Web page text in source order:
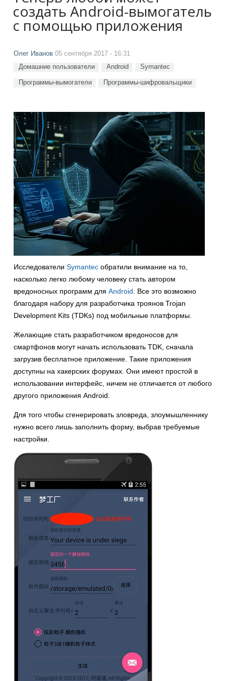
создать Android-вымогатель
с помощью приложения
Олег Иванов 05 сентября 2017 - 16:31
Домашние пользователи Android Symantec
Программы-вымогатели Программы-шифровальщики
Исследователи Symantec обратили внимание на то,
насколько легко любому человеку стать автором
вредоносных программ для Android. Все это возможно
благодаря набору для разработчика троянов Trojan
Development Kits (TDKs) под мобильные платформы.
Желающие стать разработчиком вредоносов для
смартфонов могут начать использовать TDK, сначала
загрузив бесплатное приложение. Такие приложения
доступны на хакерских форумах. Они имеют простой в
использовании интерфейс, ничем не отличается от любого
другого приложения Android.
Для того чтобы сгенерировать зловреда, злоумышленнику
нужно всего лишь заполнить форму, выбрав требуемые
настройки.